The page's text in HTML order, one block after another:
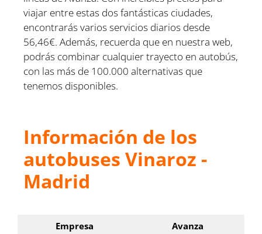
viajar entre estas dos fantásticas ciudades,
encontrarás varios servicios diarios desde
56,46€. Además, recuerda que en nuestra web,
podrás combinar cualquier trayecto en autobús,
con las más de 100.000 alternativas que
tenemos disponibles.
Información de los
autobuses Vinaroz -
Madrid
Empresa Avanza